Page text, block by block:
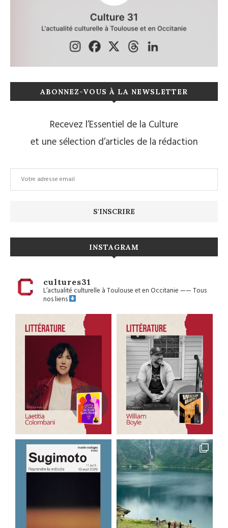
ABONNEZ-VOUS À LA NEWSLETTER
Recevez l’Essentiel de la Culture
et une sélection d’articles de la rédaction
INSTAGRAM
cultures31
L’actualité culturelle à Toulouse et en Occitanie——Tous
nos liens